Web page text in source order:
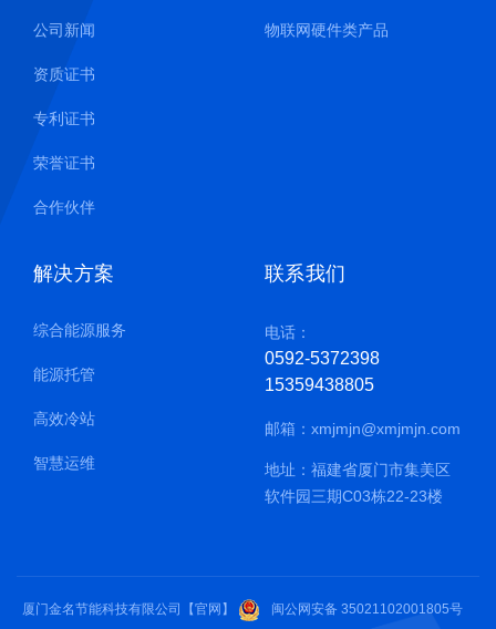
公司新闻
资质证书
专利证书
荣誉证书
合作伙伴
物联网硬件类产品
解决方案
综合能源服务
能源托管
高效冷站
智慧运维
联系我们
电话：
0592-5372398
15359438805
邮箱： xmjmjn@xmjmjn.com
地址：福建省厦门市集美区
软件园三期C03栋22-23楼
厦门金名节能科技有限公司【官网】 闽公网安备 35021102001805号